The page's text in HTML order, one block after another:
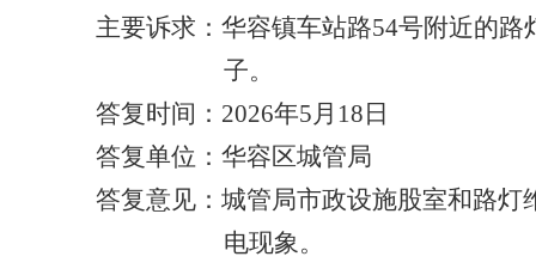
主要诉求： 华容镇车站路54号附近的
子。
答复时间： 2026年5月18日
答复单位：华容区城管局
答复意见：城管局市政设施股室和路
电现象。